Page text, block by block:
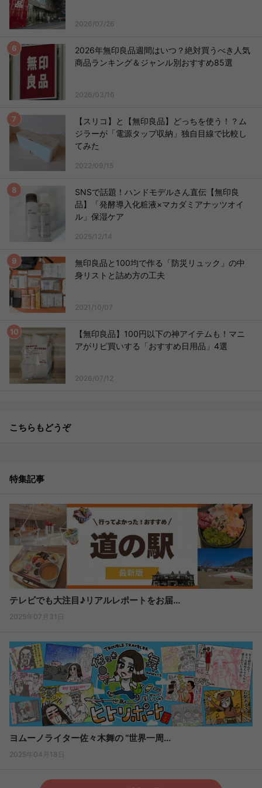
2026/07/26
2026年無印良品週間はいつ？絶対買うべき人気
商品ランキング＆ジャンル別おすすめ85選
2026/03/16
【スリコ】と【無印良品】どっちを使う！？ム
ジラーが「電源タップ収納」独自目線で比較し
てみた
2022/09/15
SNSで話題！ハンドモデルさん直伝【無印良
品】「発酵導入化粧液×マカダミアナッツオイ
ル」保湿ケア
2025/12/14
無印良品と100均で作る「防災リュック」の中
身リストと詰め方の工夫
2021/10/07
【無印良品】100円以下の神アイテムも！マニ
アがリピ買いする「おすすめ日用品」4選
2026/07/12
こちらもどうぞ
特集記事
テレビでも大注目♪リアルレポートをお届...
2025年07月31日
ヨムーノライター佐々木舞の “世界一周...
2025年04月18日